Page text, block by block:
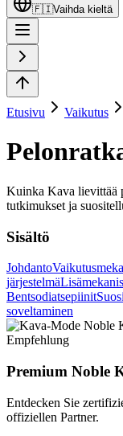
🇫🇮Vaihda kieltä
Etusivu Vaikutus
Kuinka Kava lievittää
tutkimukset ja
Sisältö
Johdanto
järjestelmä
Bentsodiatsepiinit
soveltaminen
Empfehlung
Premium Noble
Entdecken Sie
offiziellen Partner.